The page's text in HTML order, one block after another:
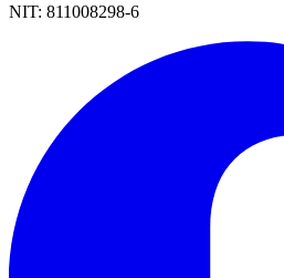
NIT: 811008298-6